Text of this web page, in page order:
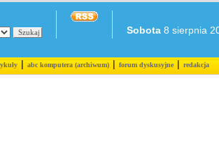
Sobota 8 sierpnia
|abc komputera (archiwum)|forum dyskusyjne|redakcja